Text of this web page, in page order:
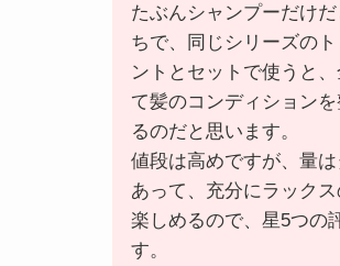
たぶんシャンプーだけ
ちで、同じシリーズのト
ントとセットで使うと
て髪のコンディション
るのだと思います。
値段は高めですが、量は
あって、充分にラック
楽しめるので、星5つの
す。